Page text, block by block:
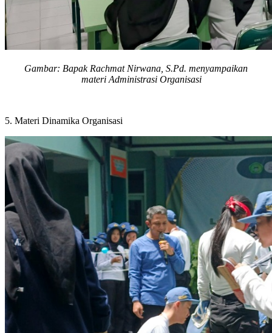
Gambar: Bapak Rachmat Nirwana, S.Pd. menyampaikan
materiAdministrasi Organisasi
5. Materi Dinamika Organisasi